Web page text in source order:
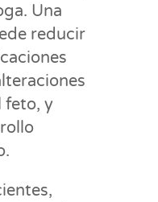
Una
reducir
feto, y